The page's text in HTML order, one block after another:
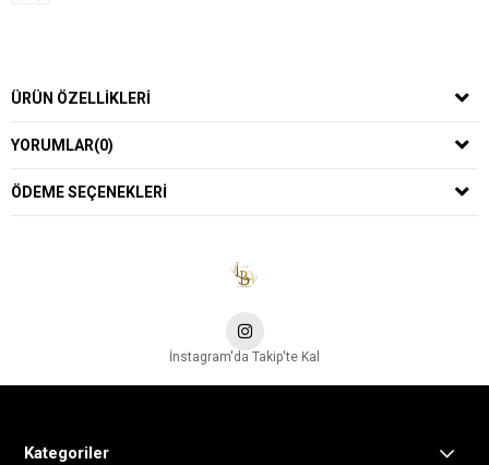
ÜRÜN ÖZELLIKLERI
YORUMLAR(0)
ÖDEME SEÇENEKLERI
İnstagram'da Takip'te Kal
Kategoriler